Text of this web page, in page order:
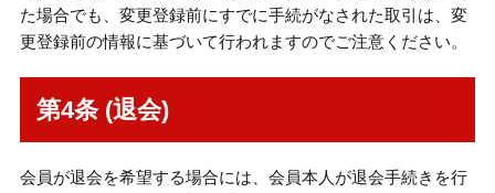
た場合でも、変更登録前にすでに手続がなされた取引は、変
更登録前の情報に基づいて行われますのでご注意ください。
第4条 (退会)
会員が退会を希望する場合には、会員本人が退会手続きを行